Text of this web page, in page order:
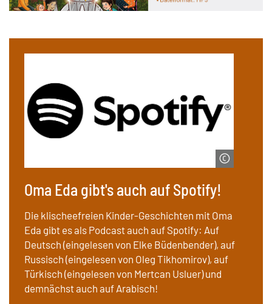
Oma Eda gibt's auch auf Spotify!
Die klischeefreien Kinder-Geschichten mit Oma
Eda gibt es als Podcast auch auf Spotify: Auf
Deutsch (eingelesen von Elke Büdenbender), auf
Russisch (eingelesen von Oleg Tikhomirov), auf
Türkisch (eingelesen von Mertcan Usluer) und
demnächst auch auf Arabisch!